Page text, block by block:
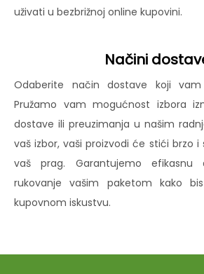
uživati u bezbrižnoj online kupovini.
Načini
Odaberite način dostave koji vam
Pružamo vam mogućnost izbora
dostave ili preuzimanja u našim
vaš izbor, vaši proizvodi će stići brzo i
vaš prag. Garantujemo efikasnu
rukovanje vašim paketom kako
kupovnom iskustvu.